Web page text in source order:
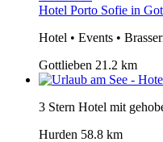
Hotel Porto Sofie in
Hotel • Events •
Gottlieben 21.2 km
3 Stern Hotel mit
Hurden 58.8 km